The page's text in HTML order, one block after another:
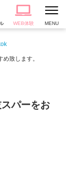
WEB体験 MENU
致します。
パーをお